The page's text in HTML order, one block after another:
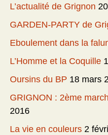
L’actualité de Grignon
GARDEN-PARTY de
Eboulement dans la
L’Homme et la Coquille
Oursins du BP 18 mars
GRIGNON : 2ème
2016
La vie en couleurs 2